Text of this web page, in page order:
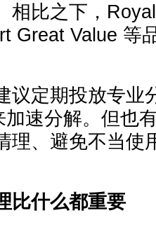
相比之下，
Great Value 等
议定期投放专业
速分解。但也
理、避免不当使
比什么都重要